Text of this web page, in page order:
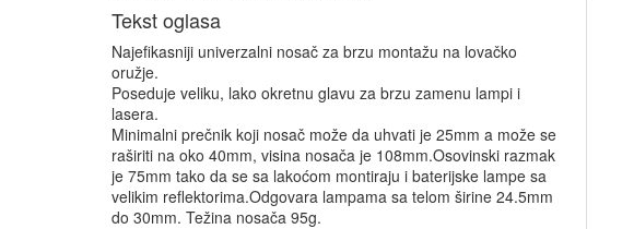
Tekst oglasa
Najefikasniji univerzalni nosač za brzu montažu na lovačko
oružje.
Poseduje veliku, lako okretnu glavu za brzu zamenu lampi i
lasera.
Minimalni prečnik koji nosač može da uhvati je 25mm a može se
raširiti na oko 40mm, visina nosača je 108mm.Osovinski razmak
je 75mm tako da se sa lakoćom montiraju i baterijske lampe sa
velikim reflektorima.Odgovara lampama sa telom širine 24.5mm
do 30mm. Težina nosača 95g.